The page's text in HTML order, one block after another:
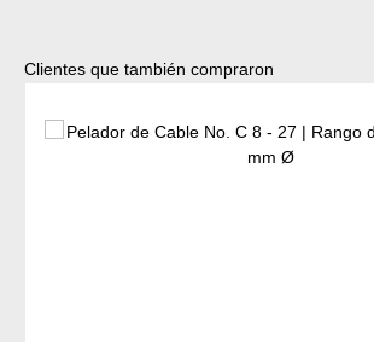
Omitir la galería de productos
Clientes que también compraron